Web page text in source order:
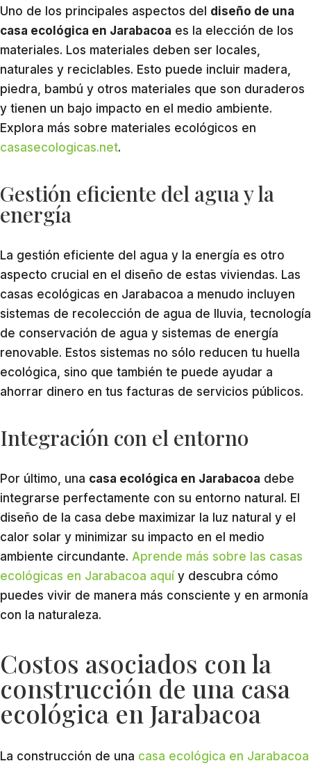
Uno de los principales aspectos del diseño de una
casa ecológica en Jarabacoa es la elección de los
materiales. Los materiales deben ser locales,
naturales y reciclables. Esto puede incluir madera,
piedra, bambú y otros materiales que son duraderos
y tienen un bajo impacto en el medio ambiente.
Explora más sobre materiales ecológicos en
casasecologicas.net.
Gestión eficiente del agua y la
energía
La gestión eficiente del agua y la energía es otro
aspecto crucial en el diseño de estas viviendas. Las
casas ecológicas en Jarabacoa a menudo incluyen
sistemas de recolección de agua de lluvia, tecnología
de conservación de agua y sistemas de energía
renovable. Estos sistemas no sólo reducen tu huella
ecológica, sino que también te puede ayudar a
ahorrar dinero en tus facturas de servicios públicos.
Integración con el entorno
Por último, una casa ecológica en Jarabacoa debe
integrarse perfectamente con su entorno natural. El
diseño de la casa debe maximizar la luz natural y el
calor solar y minimizar su impacto en el medio
ambiente circundante. Aprende más sobre las casas
ecológicas en Jarabacoa aquí y descubra cómo
puedes vivir de manera más consciente y en armonía
con la naturaleza.
Costos asociados con la
construcción de una casa
ecológica en Jarabacoa
La construcción de una casa ecológica en Jarabacoa